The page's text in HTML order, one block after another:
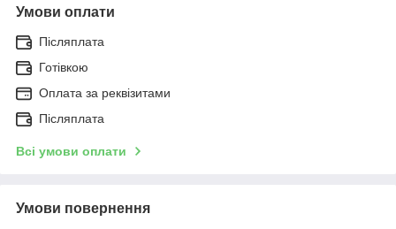
Умови оплати
Післяплата
Готівкою
Оплата за реквізитами
Післяплата
Всі умови оплати
Умови повернення